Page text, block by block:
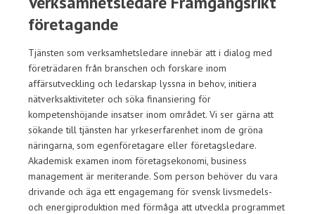
företagande
Tjänsten som verksamhetsledare innebär att i dialog med
företrädaren från branschen och forskare inom
affärsutveckling och ledarskap lyssna in behov, initiera
nätverksaktiviteter och söka finansiering för
kompetenshöjande insatser inom området. Vi ser gärna att
sökande till tjänsten har yrkeserfarenhet inom de gröna
näringarna, som egenföretagare eller företagsledare.
Akademisk examen inom företagsekonomi, business
management är meriterande. Som person behöver du vara
drivande och äga ett engagemang för svensk livsmedels-
och energiproduktion med förmåga att utveckla programmet